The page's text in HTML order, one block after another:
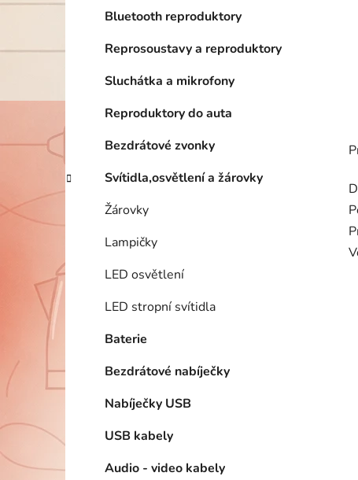
Bluetooth reproduktory
Reprosoustavy a reproduktory
Sluchátka a mikrofony
Reproduktory do auta
Bezdrátové zvonky
Svítidla,osvětlení a žárovky
Žárovky
Lampičky
LED osvětlení
LED stropní svítidla
Baterie
Bezdrátové nabíječky
Nabíječky USB
USB kabely
Audio - video kabely